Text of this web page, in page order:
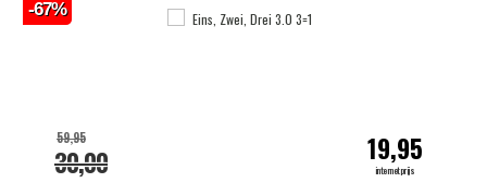
30,00
59,95 19,95
internetprijs
-67%